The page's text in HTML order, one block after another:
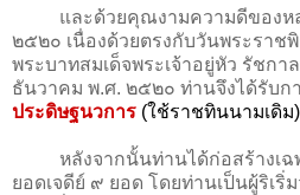
และด้วยคุณงามความดีของหล
๒๕๒๐ เนื่องด้วยตรงกับวันพระราช
พระบาทสมเด็จพระเจ้าอยู่หัว รัชก
ธันวาคม พ.ศ. ๒๕๒๐ ท่านจึงได้รับก
ประดิษฐนวการ (ใช้ราชทินนามเดิม)
หลังจากนั้นท่านได้ก่อสร้างเฉพ
ยอดเจดีย์ ๙ ยอด โดยท่านเป็นผู้ริเ